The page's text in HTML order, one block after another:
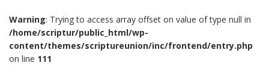
Warning: Trying to access array offset on value of type null in
/home/scriptur/public_html/wp-
content/themes/scriptureunion/inc/frontend/entry.php
on line 111